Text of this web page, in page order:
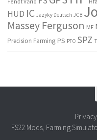
HUD IC Jazyky Deutsch JCB
Massey Ferguson MF
Precision Farming PS PTO SPZ
FS22 Mods, Farming